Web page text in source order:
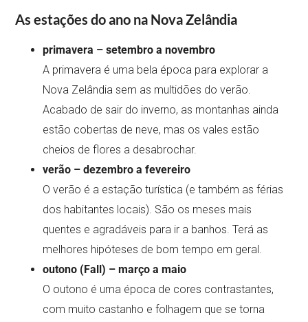
As estações do ano na Nova Zelândia
primavera – setembro a novembro
A primavera é uma bela época para explorar a
Nova Zelândia sem as multidões do verão.
Acabado de sair do inverno, as montanhas ainda
estão cobertas de neve, mas os vales estão
cheios de flores a desabrochar.
verão – dezembro a fevereiro
O verão é a estação turística (e também as férias
dos habitantes locais). São os meses mais
quentes e agradáveis para ir a banhos. Terá as
melhores hipóteses de bom tempo em geral.
outono (Fall) – março a maio
O outono é uma época de cores contrastantes,
com muito castanho e folhagem que se torna